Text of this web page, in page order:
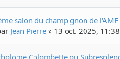
salon du champignon de
Jean Pierre » 13 oct. 2025,
Colombette ou